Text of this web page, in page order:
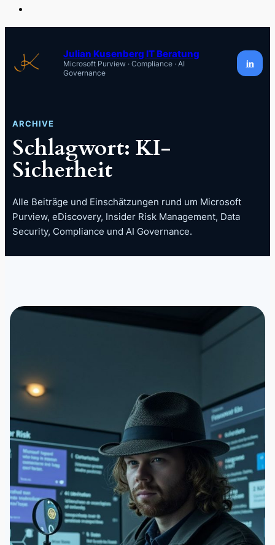
springen
Julian Kusenberg IT Beratung
Microsoft Purview · Compliance · AI
Governance
in
ARCHIVE
Schlagwort: KI-
Sicherheit
Alle Beiträge und Einschätzungen rund um Microsoft
Purview, eDiscovery, Insider Risk Management, Data
Security, Compliance und AI Governance.